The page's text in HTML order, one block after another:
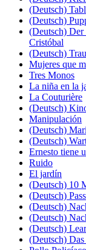
(Deutsch)
(Deutsch)
(Deutsch) Der
Cristóbal
(Deutsch)
Mujeres que
Tres Monos
La niña en la
La Couturière
(Deutsch)
Manipulación
(Deutsch)
(Deutsch)
Ernesto tiene
Ruido
El jardín
(Deutsch) 10
(Deutsch)
(Deutsch)
(Deutsch)
(Deutsch) Lear
(Deutsch)